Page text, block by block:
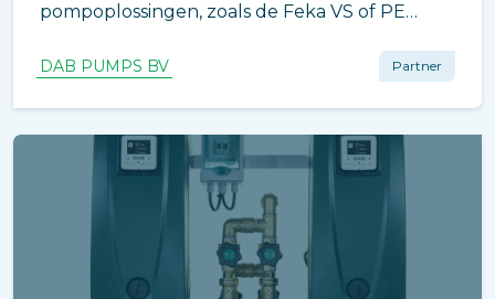
pompoplossingen, zoals de Feka VS of PE
DAB PUMPS BV Partner